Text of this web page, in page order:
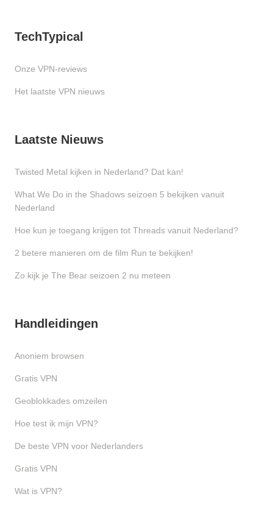
TechTypical
Onze VPN-reviews
Het laatste VPN nieuws
Laatste Nieuws
Twisted Metal kijken in Nederland? Dat kan!
What We Do in the Shadows seizoen 5 bekijken vanuit
Nederland
Hoe kun je toegang krijgen tot Threads vanuit Nederland?
2 betere manieren om de film Run te bekijken!
Zo kijk je The Bear seizoen 2 nu meteen
Handleidingen
Anoniem browsen
Gratis VPN
Geoblokkades omzeilen
Hoe test ik mijn VPN?
De beste VPN voor Nederlanders
Gratis VPN
Wat is VPN?